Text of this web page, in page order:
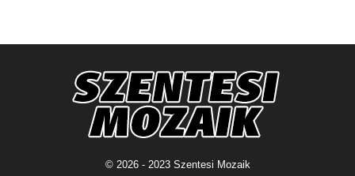
© 2026 - 2023 Szentesi Mozaik